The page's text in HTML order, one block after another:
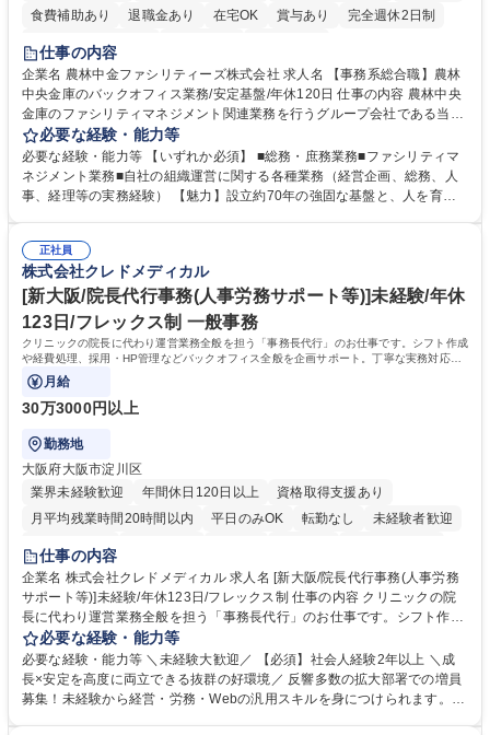
食費補助あり
退職金あり 在宅OK 賞与あり
完全週休2日制
インセンティブあり
仕事の内容
企業名 農林中金ファシリティーズ株式会社 求人名 【事務系総合職】農林
中央金庫のバックオフィス業務/安定基盤/年休120日 仕事の内容 農林中央
金庫のファシリティマネジメント関連業務を行うグループ会社である当社
にて、総務・庶務業務やファシリティマネジメントを行う事務系総合職を
募集いたします。 ■総務・庶務業務：外部委託先（外注先）や契約書の管
理、総務部門での管理業務、会計管理や決算業務、印刷物等の制作管理等
※親会社である農林中央金庫から受託した総務庶務業務 ■ファシリティマ
関する各種業務（経営企画、総務、人事、経理等） 募集職種 【事務系総
合職】農林中央金庫のバックオフィス業務/安定基盤/年休120日
必要な経験・能力等
必要な経験・能力等 【いずれか必須】 ■総務・庶務業務■ファシリティマ
ネジメント業務■自社の組織運営に関する各種業務（経営企画、総務、人
事、経理等の実務経験） 【魅力】設立約70年の強固な基盤と、人を育て
す。 また、業務がしっかりと基準化されており、中途入社でも質問しやす
く馴染みやすい和やかな社風です。さらに、簿記やファシリティマネジャ
ーなどの資格取得に向けた費用負担や報奨金制度が非常に手厚く、成長で
きる環境です。 学歴・資格 学歴：大学院 大学 高専 短大 語学力： 資格：
日商簿記検定2級
正社員
株式会社クレドメディカル
[新大阪/院長代行事務(人事労務サポート等)]未経験/年休
123日/フレックス制 一般事務
クリニックの院長に代わり運営業務全般を担う「事務長代行」のお仕事です。シフト作成
や経費処理、採用・HP管理などバックオフィス全般を企画サポート。丁寧な実務対応で
現場を支え、専門スキルを構築できます。
月給
30万3000円以上
勤務地
大阪府大阪市淀川区
業界未経験歓迎
年間休日120日以上
資格取得支援あり
月平均残業時間20時間以内
平日のみOK 転勤なし
未経験者歓迎
住宅手当あり
交通費支給
駅近5分以内 土日祝休み 昼食補助あり
仕事の内容
企業名 株式会社クレドメディカル 求人名 [新大阪/院長代行事務(人事労務
サポート等)]未経験/年休123日/フレックス制 仕事の内容 クリニックの院
長に代わり運営業務全般を担う「事務長代行」のお仕事です。シフト作成
や経費処理、採用・HP管理などバックオフィス全般を企画サポート。丁
寧な実務対応で現場を支え、専門スキルを構築できます。 当社の開業医支
援のコンサルタントと連携し、開業後クリニックのバックオフィス全般を
担当します。 ＼具体的には／ ■スタッフのシフト作成、日々の経費処理 ■
必要な経験・能力等
必要な経験・能力等 ＼未経験大歓迎／ 【必須】社会人経験2年以上 ＼成
長×安定を高度に両立できる抜群の好環境／ 反響多数の拡大部署での増員
募集！未経験から経営・労務・Webの汎用スキルを身につけられます。初